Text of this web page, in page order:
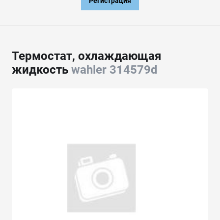
Термостат, охлаждающая
жидкость wahler 314579d